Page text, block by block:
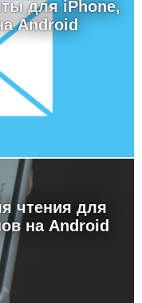
для iPhone,
Android
чтения для
на Android